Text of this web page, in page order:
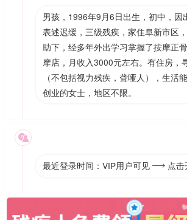
男孩，1996年9月6日出生，初中，因
表述迟缓，三级残疾，家住阜新市区
助下，经多年外出学习掌握了按摩正
摩店，月收入3000元左右。有住房，
（不包括视力残疾，聋哑人），生活
创业的女士，地区不限。

最近登录时间：VIP用户可见  点